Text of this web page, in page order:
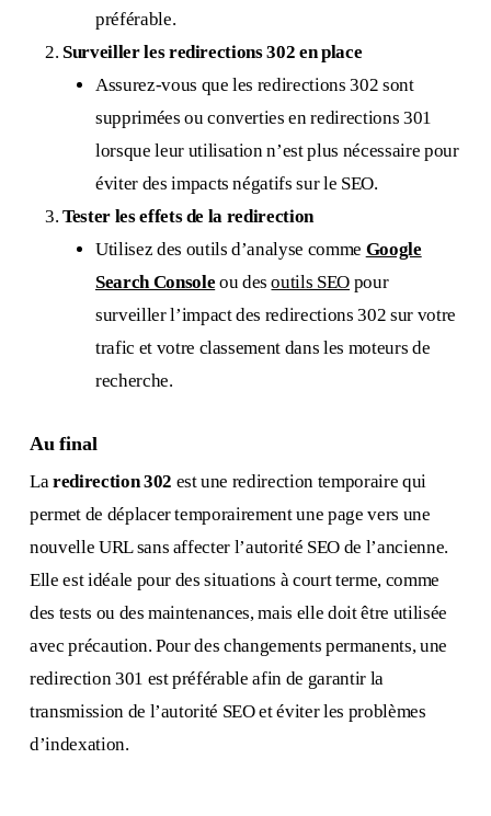
préférable.
Surveiller les redirections 302 en place
Assurez-vous que les redirections 302 sont
supprimées ou converties en redirections 301
lorsque leur utilisation n’est plus nécessaire pour
éviter des impacts négatifs sur le SEO.
Tester les effets de la redirection
Utilisez des outils d’analyse comme Google
Search Console ou desoutils SEO pour
surveiller l’impact des redirections 302 sur votre
trafic et votre classement dans les moteurs de
recherche.
Au final
La redirection 302 est une redirection temporaire qui
permet de déplacer temporairement une page vers une
nouvelle URL sans affecter l’autorité SEO de l’ancienne.
Elle est idéale pour des situations à court terme, comme
des tests ou des maintenances, mais elle doit être utilisée
avec précaution. Pour des changements permanents, une
redirection 301 est préférable afin de garantir la
transmission de l’autorité SEO et éviter les problèmes
d’indexation.